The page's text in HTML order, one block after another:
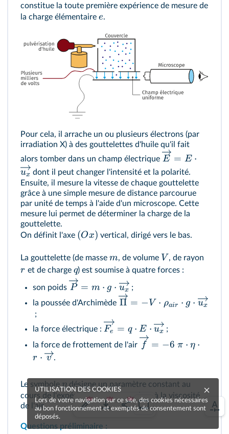
constitue la toute première expérience de mesure de
la charge élémentaire e.
Pour cela, il arrache un ou plusieurs électrons (par
irradiation X) à des gouttelettes d'huile qu'il fait
alors tomber dans un champ électrique E = E ⋅
ux dont il peut changer l'intensité et la polarité.
Ensuite, il mesure la vitesse de chaque gouttelette
grâce à une simple mesure de distance parcourue
par unité de temps à l'aide d'un microscope. Cette
mesure lui permet de déterminer la charge de la
gouttelette.
On définit l'axe (Ox) vertical, dirigé vers le bas.
La gouttelette (de masse m, de volume V , de rayon
r et de charge q) est soumise à quatre forces :
son poids P = m ⋅ g ⋅ ux ;
la poussée d'Archimède Π = − V ⋅ ρair ⋅ g ⋅ ux
;
la force électrique : Fe = q ⋅ E ⋅ ux ;
la force de frottement de l'air
f = −6 π ⋅ η ⋅
r ⋅ v .
Le symboleηdésigne un paramètre constant au
cours de l'expérience, correspondant à la viscosité
de l'air.
Questions préliminaire :
UTILISATION DES COOKIES
Lors de votre navigation sur ce site, des cookies nécessaires
au bon fonctionnement et exemptés de consentement sont
déposés.